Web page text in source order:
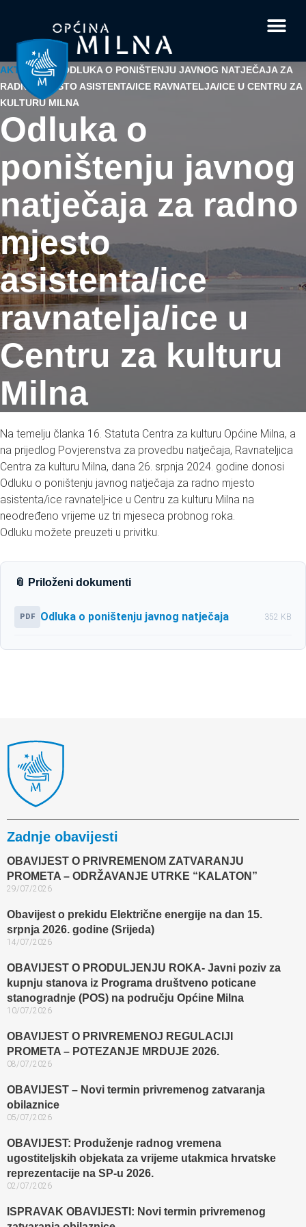
AKTUALNO/
ODLUKA O PONIŠTENJU JAVNOG NATJEČAJA ZA
RADNO MJESTO ASISTENTA/ICE RAVNATELJA/ICE U CENTRU ZA
KULTURU MILNA
Odluka o
poništenju javnog
natječaja za radno
mjesto
asistenta/ice
ravnatelja/ice u
Centru za kulturu
Milna
Na temelju članka 16. Statuta Centra za kulturu Općine Milna, a
na prijedlog Povjerenstva za provedbu natječaja, Ravnateljica
Centra za kulturu Milna, dana 26. srpnja 2024. godine donosi
Odluku o poništenju javnog natječaja za radno mjesto
asistenta/ice ravnatelj-ice u Centru za kulturu Milna na
neodređeno vrijeme uz tri mjeseca probnog roka.
Odluku možete preuzeti u privitku.
📎 Priloženi dokumenti
PDF Odluka o poništenju javnog natječaja 352 KB
Zadnje obavijesti
OBAVIJEST O PRIVREMENOM ZATVARANJU
PROMETA – ODRŽAVANJE UTRKE “KALATON”
29/07/2026
Obavijest o prekidu Električne energije na dan 15.
srpnja 2026. godine (Srijeda)
14/07/2026
OBAVIJEST O PRODULJENJU ROKA- Javni poziv za
kupnju stanova iz Programa društveno poticane
stanogradnje (POS) na području Općine Milna
10/07/2026
OBAVIJEST O PRIVREMENOJ REGULACIJI
PROMETA – POTEZANJE MRDUJE 2026.
08/07/2026
OBAVIJEST – Novi termin privremenog zatvaranja
obilaznice​
05/07/2026
OBAVIJEST: Produženje radnog vremena
ugostiteljskih objekata za vrijeme utakmica hrvatske
reprezentacije na SP-u 2026.
02/07/2026
ISPRAVAK OBAVIJESTI: Novi termin privremenog